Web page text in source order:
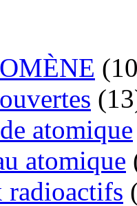
atomique
atomique
radioactifs